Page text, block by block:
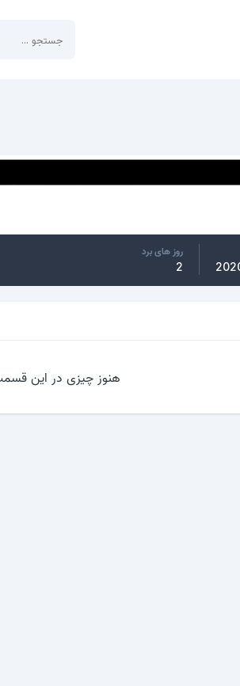
روز های برد
2
هنوز چیزی در این